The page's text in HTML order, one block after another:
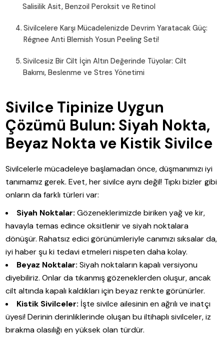
Salisilik Asit, Benzoil Peroksit ve Retinol
Sivilcelere Karşı Mücadelenizde Devrim Yaratacak Güç:
Régnee Anti Blemish Yosun Peeling Seti!
Sivilcesiz Bir Cilt İçin Altın Değerinde Tüyolar: Cilt
Bakımı, Beslenme ve Stres Yönetimi
Sivilce Tipinize Uygun
Çözümü Bulun: Siyah Nokta,
Beyaz Nokta ve Kistik Sivilce
Sivilcelerle mücadeleye başlamadan önce, düşmanımızı iyi
tanımamız gerek. Evet, her sivilce aynı değil! Tıpkı bizler gibi
onların da farklı türleri var:
Siyah Noktalar: Gözeneklerimizde biriken yağ ve kir,
havayla temas edince oksitlenir ve siyah noktalara
dönüşür. Rahatsız edici görünümleriyle canımızı sıksalar da,
iyi haber şu ki tedavi etmeleri nispeten daha kolay.
Beyaz Noktalar: Siyah noktaların kapalı versiyonu
diyebiliriz. Onlar da tıkanmış gözeneklerden oluşur, ancak
cilt altında kapalı kaldıkları için beyaz renkte görünürler.
Kistik Sivilceler: İşte sivilce ailesinin en ağrılı ve inatçı
üyesi! Derinin derinliklerinde oluşan bu iltihaplı sivilceler, iz
bırakma olasılığı en yüksek olan türdür.